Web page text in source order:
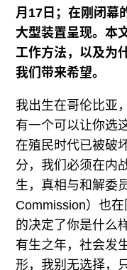
月17日；在刚闭幕
大型装置呈现。本
工作方法，以及为
我们带来希望。
我出生在哥伦比亚
有一个可以让你选
在殖民时代已被破
分，我们必须在内
生，真相与和解委
Commission）也
的决定了你是什么
有生之年，社会发
形，我别无选择，